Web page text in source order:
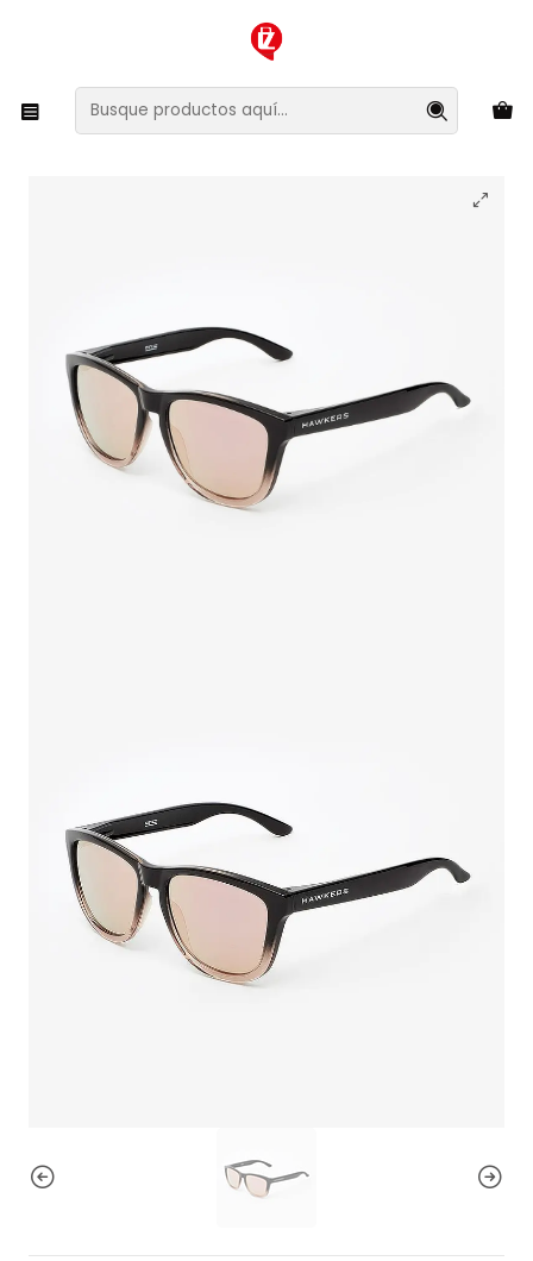
XMAS SALE ¡Compra antes de que la oferta termine!
Lentes y Accesorios Lentes de Sol
Lentes de Sol Hawkers One F18TR10